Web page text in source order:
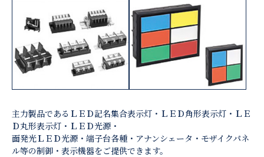
主力製品であるＬＥＤ記名集合表示灯・ＬＥＤ角形表示灯・ＬＥ
Ｄ丸形表示灯・ＬＥＤ光源・
面発光ＬＥＤ光源・端子台各種・アナンシェータ・モザイクパネ
ル等の制御・表示機器をご提供できます。